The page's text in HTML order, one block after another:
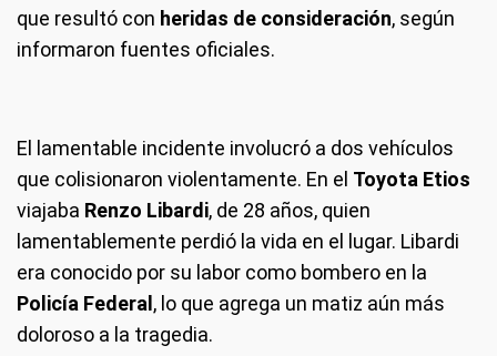
que resultó con heridas de consideración, según
informaron fuentes oficiales.
El lamentable incidente involucró a dos vehículos
que colisionaron violentamente. En el Toyota Etios
viajaba Renzo Libardi, de 28 años, quien
lamentablemente perdió la vida en el lugar. Libardi
era conocido por su labor como bombero en la
Policía Federal , lo que agrega un matiz aún más
doloroso a la tragedia.